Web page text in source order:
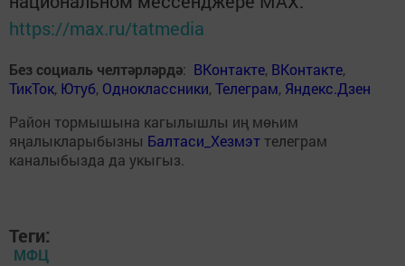
https://max.ru/tatmedia
Без социаль челтәрләрдә: ВКонтакте, ВКонтакте,
ТикТок, Ютуб, Одноклассники,Телеграм, Яндекс.Дзен
Район тормышына кагылышлы иң мөһим
яңалыкларыбызны Балтаси_Хезмэт телеграм
каналыбызда да укыгыз.
Теги:
МФЦ